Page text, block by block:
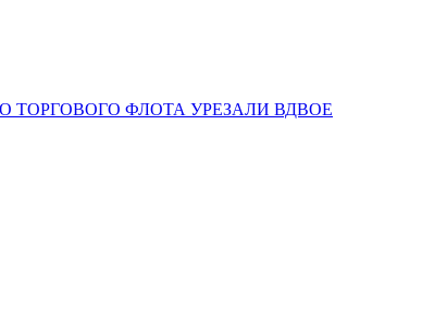
ТОРГОВОГО ФЛОТА УРЕЗАЛИ ВДВОЕ